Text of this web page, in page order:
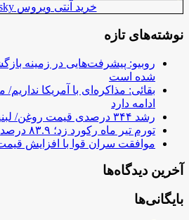
خرید آنتی ویروس Kaspersky
نوشته‌های تازه
روبیو: پیشرفت‌هایی در زمینه
شده است
بقائی: مذاکره‌ای با آمریکا
ادامه دارد
رشد ۳۴۴ درصدی قیمت روغن/ لبنیات چقدر گران شد؟
تورم تیر ماه رکورد زد؛ ۸۳.۹ درصد
موافقت سران قوا با افزایش
آخرین دیدگاه‌ها
بایگانی‌ها